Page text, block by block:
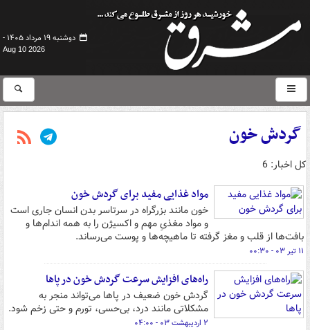
دوشنبه ۱۹ مرداد ۱۴۰۵ -
Aug 10 2026
گردش خون
کل اخبار: 6
مواد غذایی مفید برای گردش خون
خون مانند بزرگراه در سرتاسر بدن انسان جاری است
و مواد مغذیِ مهم و اکسیژن را به همه اندام‌ها و
بافت‌ها از قلب و مغز گرفته تا ماهیچه‌ها و پوست می‌رساند.
۱۱ تیر ۰۳ - ۰۰:۳۰
راه‌های افزایش سرعت گردش خون در پاها
گردش خون ضعیف در پاها می‌تواند منجر به
مشکلاتی مانند درد، بی‌حسی، تورم و حتی زخم شود.
۲ اردیبهشت ۰۳ - ۰۴:۰۰